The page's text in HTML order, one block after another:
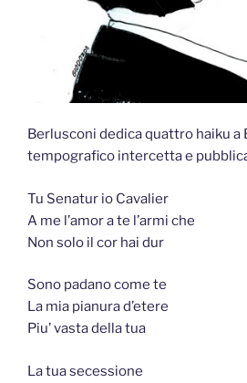
Berlusconi dedica quattro haiku a
tempografico intercetta e
Tu Senatur io Cavalier
A me l’amor a te l’armi che
Non solo il cor hai dur
Sono padano come te
La mia pianura d’etere
Piu’ vasta della tua
La tua secessione